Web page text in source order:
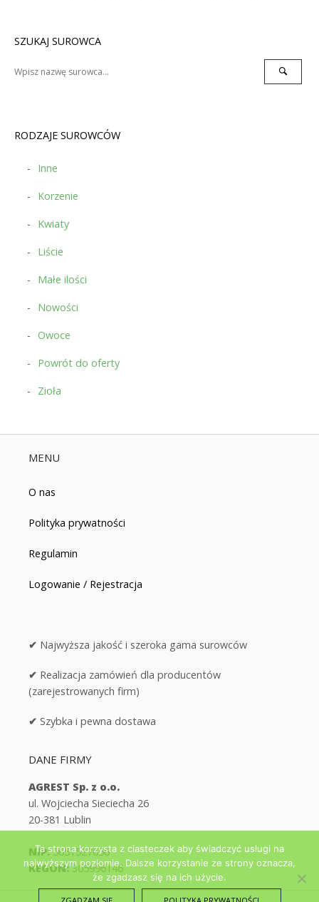
SZUKAJ SUROWCA
Search
RODZAJE SUROWCÓW
Inne
Korzenie
Kwiaty
Liście
Małe ilości
Nowości
Owoce
Powrót do oferty
Zioła
MENU
O nas
Polityka prywatności
Regulamin
Logowanie / Rejestracja
✔ Najwyższa jakość i szeroka gama surowców
✔ Realizacja zamówień dla producentów
(zarejestrowanych firm)
✔ Szybka i pewna dostawa
DANE FIRMY
AGREST Sp. z o.o.
ul. Wojciecha Sieciecha 26
20-381 Lublin
NIP:5651527656
REGON:365996146
Ta strona korzysta z ciasteczek aby świadczyć usługi na
najwyższym poziomie. Dalsze korzystanie ze strony oznacza,
że zgadzasz się na ich użycie.